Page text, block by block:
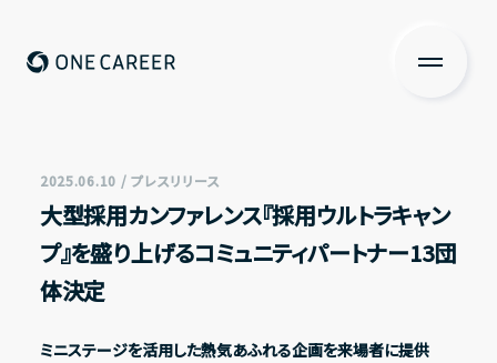
ONE CAREER
私たちについて
Services
サービス
News
ニュース
2025.06.10 / プレスリリース
大型採用カンファレンス『採用ウルトラキャン
プ』を盛り上げるコミュニティパートナー13団
体決定
ミニステージを活用した熱気あふれる企画を来場者に提供